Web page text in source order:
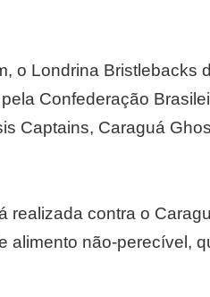
o Londrina Bristlebacks
Confederação
Captains, Caraguá
realizada contra o
alimento não-perecível,